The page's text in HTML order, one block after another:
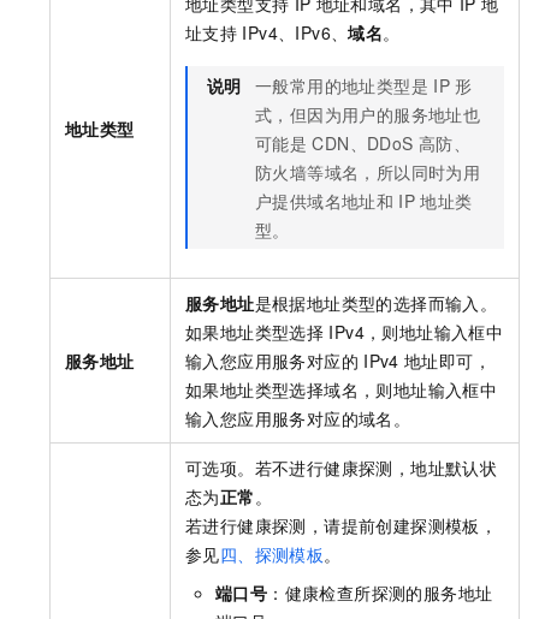
地址类型
址支持 IPv4、IPv6、域名。
说明 一般常用的地址类型是 IP 形
式，但因为用户的服务地址也
可能是 CDN、DDoS 高防、
防火墙等域名，所以同时为用
户提供域名地址和 IP 地址类
型。
服务地址
服务地址是根据地址类型的选择而输入。
如果地址类型选择 IPv4，则地址输入框中
输入您应用服务对应的 IPv4 地址即可，
如果地址类型选择域名，则地址输入框中
输入您应用服务对应的域名。
可选项。若不进行健康探测，地址默认状
态为正常。
若进行健康探测，请提前创建探测模板，
参见四、探测模板。
端口号 ：健康检查所探测的服务地址